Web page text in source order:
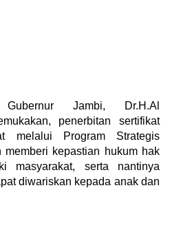
Jambi, Dr.H.Al
penerbitan sertifikat
melalui Program Strategis
memberi kepastian hukum hak
masyarakat, serta nantinya
diwariskan kepada anak dan